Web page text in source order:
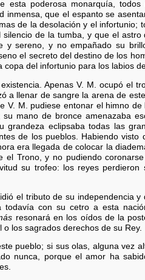
poderosa monarquía,
que el espanto se
de la desolación y el infortunio;
de la tumba, y que el astro
y sereno, y no empañado su
el secreto del destino de los
del infortunio para los labios
Apenas V. M. ocupó el
a llenar de sangre la arena de
V. M. pudiese entonar el himno
mano de bronce amenazaba
eclipsaba todas las
de los pueblos. Habiendo
era llegada de colocar la
Trono, y no pudiendo
su trofeo: los reyes perdieron
el tributo de su independencia
con su cetro a esta
resonará en los oídos de la
los sagrados derechos de su Rey.
pueblo; si sus olas, alguna vez
nunca, porque el amor ha